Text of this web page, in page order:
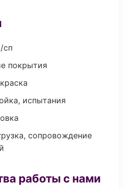
сп
покрытия
испытания
сопровождение
работы с нами